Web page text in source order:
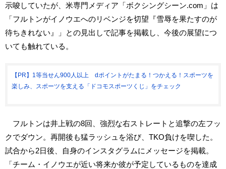
示唆していたが、米専門メディア「ボクシングシーン.com」は
「フルトンがイノウエへのリベンジを切望『雪辱を果たすのが
待ちきれない』」との見出しで記事を掲載し、今後の展望につ
いても触れている。
【PR】1等当せん900人以上 dポイントがたまる！つかえる！スポーツを
楽しみ、スポーツを支える「ドコモスポーツくじ」をチェック
フルトンは井上戦の8回、強烈な右ストレートと追撃の左フッ
クでダウン。再開後も猛ラッシュを浴び、TKO負けを喫した。
試合から2日後、自身のインスタグラムにメッセージを掲載。
「チーム・イノウエが近い将来か彼が予定しているものを達成